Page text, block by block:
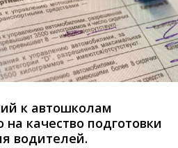
к автошколам
качество подготовки
водителей.